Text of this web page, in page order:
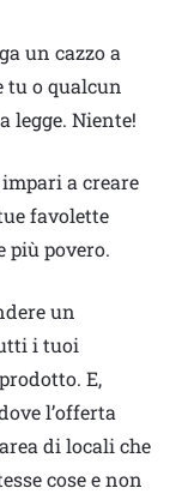
un cazzo a
tu o qualcun
legge. Niente!
a creare
favolette
più povero.
un
i tuoi
E,
l’offerta
di locali che
cose e non